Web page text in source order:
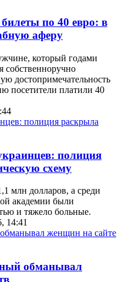
по 40 евро: в
аферу
который годами
собственноручно
достопримечательность
посетители платили 40
полиция
схему
млн долларов, а среди
академии были
и тяжело больные.
14:41
обманывал